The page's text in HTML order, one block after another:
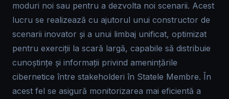
moduri noi sau pentru a dezvolta noi scenarii. Acest
lucru se realizează cu ajutorul unui constructor de
scenarii inovator și a unui limbaj unificat, optimizat
pentru exerciții la scară largă, capabile să distribuie
cunoștințe și informații privind amenințările
cibernetice între stakeholderi în Statele Membre. În
acest fel se asigură monitorizarea mai eficientă a